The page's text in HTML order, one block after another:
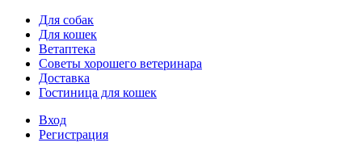
Для собак
Для кошек
Ветаптека
Советы хорошего ветеринара
Доставка
Гостиница для кошек
Вход
Регистрация